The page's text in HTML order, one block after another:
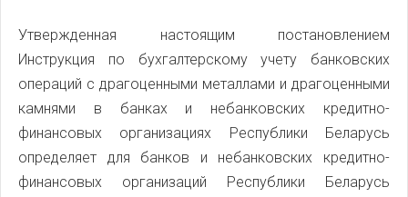
Утвержденная настоящим постановлением
Инструкция по бухгалтерскому учету банковских
операций с драгоценными металлами и драгоценными
камнями в банках и небанковских кредитно-
финансовых организациях Республики Беларусь
определяет для банков и небанковских кредитно-
финансовых организаций Республики Беларусь